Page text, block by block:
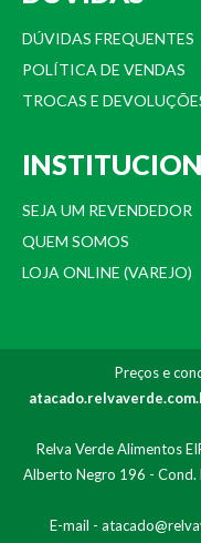
DÚVIDAS FREQUENTES
POLÍTICA DE VENDAS
TROCAS E
SEJA UM REVENDEDOR
QUEM SOMOS
LOJA ONLINE (VAREJO)
Preços e
Relva Verde Alimentos
Alberto Negro 196 - Cond.
E-mail -